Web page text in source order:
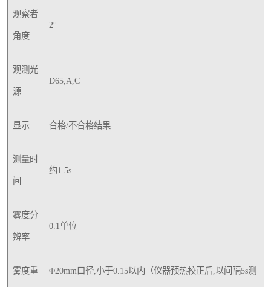
观察者
角度
2°
观测光
源
D65,A,C
显示 合格/不合格结果
测量时
间
约1.5s
雾度分
辨率
0.1单位
雾度重 Φ20mm口径,小于0.15以内（仪器预热校正后,以间隔5s测